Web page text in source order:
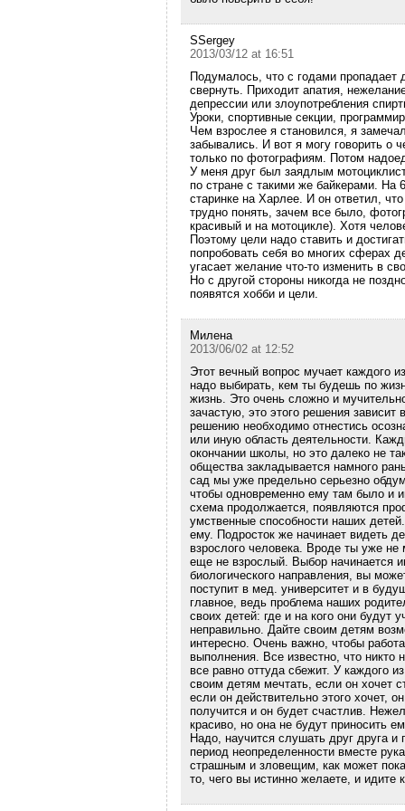
SSergey
2013/03/12 at 16:51
Подумалось, что с годами
свернуть. Приходит апатия,
депрессии или злоупотребления
Уроки, спортивные секции,
Чем взрослее я становился, я
забывались. И вот я могу говорить о
только по фотографиям. Потом
У меня друг был заядлым
по стране с такими же байкерами. На
старинке на Харлее. И он ответил,
трудно понять, зачем все было,
красивый и на мотоцикле). Хотя
Поэтому цели надо ставить и
попробовать себя во многих сферах
угасает желание что-то изменить в
Но с другой стороны никогда не
появятся хобби и цели.
Милена
2013/06/02 at 12:52
Этот вечный вопрос мучает каждого
надо выбирать, кем ты будешь по
жизнь. Это очень сложно и
зачастую, это этого решения
решению необходимо отнестись
или иную область деятельности.
окончании школы, но это далеко не
общества закладывается намного
сад мы уже предельно серьезно
чтобы одновременно ему там было и
схема продолжается, появляются
умственные способности наших
ему. Подросток же начинает видеть
взрослого человека. Вроде ты уже
еще не взрослый. Выбор начинается
биологического направления, вы
поступит в мед. университет и в
главное, ведь проблема наших
своих детей: где и на кого они будут
неправильно. Дайте своим детям
интересно. Очень важно, чтобы
выполнения. Все известно, что
все равно оттуда сбежит. У каждого
своим детям мечтать, если он хочет
если он действительно этого хочет,
получится и он будет счастлив.
красиво, но она не будут приносить
Надо, научится слушать друг друга
период неопределенности вместе
страшным и зловещим, как может
то, чего вы истинно желаете, и идите